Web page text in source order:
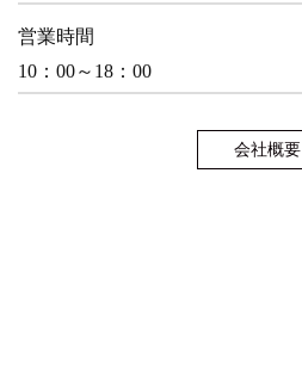
営業時間
10：00～18：00
会社概要